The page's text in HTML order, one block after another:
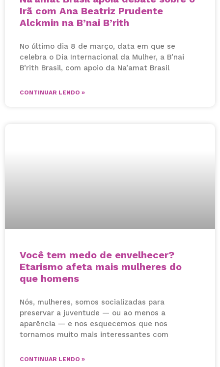
Irã com Ana Beatriz Prudente
Alckmin na B’nai B’rith
No último dia 8 de março, data em que se
celebra o Dia Internacional da Mulher, a B’nai
B’rith Brasil, com apoio da Na’amat Brasil
CONTINUAR LENDO »
Você tem medo de envelhecer?
Etarismo afeta mais mulheres do
que homens
Nós, mulheres, somos socializadas para
preservar a juventude — ou ao menos a
aparência — e nos esquecemos que nos
tornamos muito mais interessantes com
CONTINUAR LENDO »